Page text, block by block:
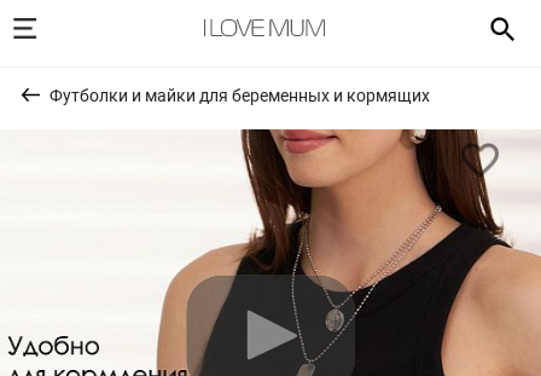
Футболки и майки для беременных и кормящих